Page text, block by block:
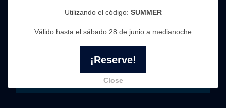
Go
Close
Utilizando el código: SUMMER
Válido hasta el sábado 28 de junio a medianoche
¡Reserve!